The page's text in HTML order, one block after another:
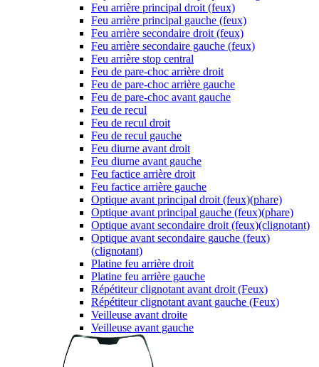
Feu arrière principal droit (feux)
Feu arrière principal gauche (feux)
Feu arrière secondaire droit (feux)
Feu arrière secondaire gauche (feux)
Feu arrière stop central
Feu de pare-choc arrière droit
Feu de pare-choc arrière gauche
Feu de pare-choc avant gauche
Feu de recul
Feu de recul droit
Feu de recul gauche
Feu diurne avant droit
Feu diurne avant gauche
Feu factice arrière droit
Feu factice arrière gauche
Optique avant principal droit (feux)(phare)
Optique avant principal gauche (feux)(phare)
Optique avant secondaire droit (feux)(clignotant)
Optique avant secondaire gauche (feux)
(clignotant)
Platine feu arrière droit
Platine feu arrière gauche
Répétiteur clignotant avant droit (Feux)
Répétiteur clignotant avant gauche (Feux)
Veilleuse avant droite
Veilleuse avant gauche